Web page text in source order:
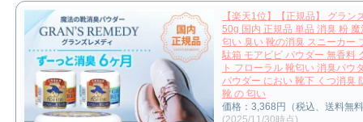
【楽天1位】【正規品】 グラン
50g 国内 正規品 単品 消臭 粉
匂い 臭い 靴の消臭 スニーカー
駄箱 モアビビ パウダー 無香料
ト フローラル 靴匂い 消臭パウ
パウダー におい 靴下 くつ消臭
靴 の 匂い
価格：3,368円（税込、送料無
(2025/11/30時点)